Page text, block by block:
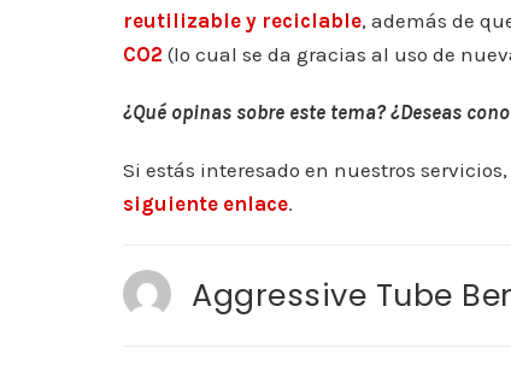
reutilizable y reciclable, además de
CO2 (lo cual se da gracias al uso de
¿Qué opinas sobre este tema? ¿Deseas
Si estás interesado en nuestros
siguiente enlace.
Aggressive Tube